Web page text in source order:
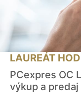
LAUREÁT
PCexpres OC
výkup a